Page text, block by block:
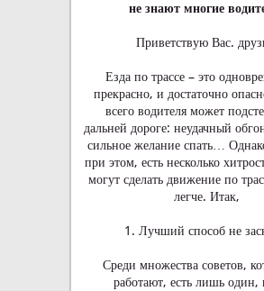
не знают многие
Приветствую Вас.
Езда по трассе – это
прекрасно, и достаточно
всего водителя может
дальней дороге: неудачный
сильное желание спать…
при этом, есть несколько
могут сделать движение по
легче. Итак,
1. Лучший способ не
Среди множества советов,
работают, есть лишь один,